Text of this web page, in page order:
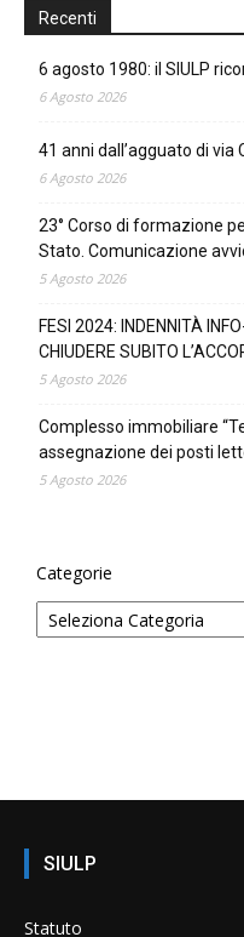
Recenti
6 agosto 1980: il SIULP
6 Agosto 2026
41 anni dall’agguato di via
6 Agosto 2026
23° Corso di formazione
Stato. Comunicazione
5 Agosto 2026
FESI 2024: INDENNITÀ
CHIUDERE SUBITO
5 Agosto 2026
Complesso immobiliare
assegnazione dei posti
5 Agosto 2026
Categorie
SIULP
Statuto